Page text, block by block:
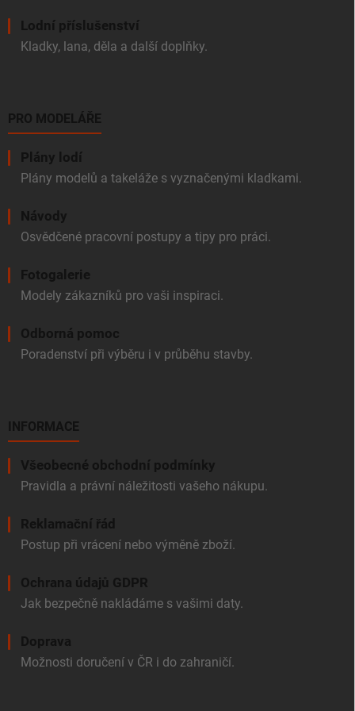
Lodní příslušenství
Kladky, lana, děla a další doplňky.
PRO MODELÁŘE
Plány lodí
Plány modelů a takeláže s vyznačenými kladkami.
Návody
Osvědčené pracovní postupy a tipy pro práci.
Fotogalerie
Modely zákazníků pro vaši inspiraci.
Odborná pomoc
Poradenství při výběru i v průběhu stavby.
INFORMACE
Všeobecné obchodní podmínky
Pravidla a právní náležitosti vašeho nákupu.
Reklamační řád
Postup při vrácení nebo výměně zboží.
Ochrana údajů GDPR
Jak bezpečně nakládáme s vašimi daty.
Doprava
Možnosti doručení v ČR i do zahraničí.